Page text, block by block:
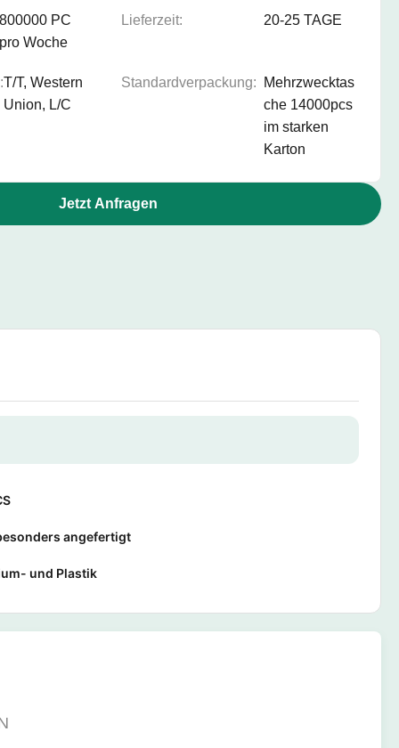
800000 PC
pro Woche
Lieferzeit: 20-25 TAGE
T/T, Western
Union, L/C
Standardverpackung:
Mehrzwecktas
che 14000pcs
im starken
Karton
Jetzt Anfragen
angefertigt
und Plastik